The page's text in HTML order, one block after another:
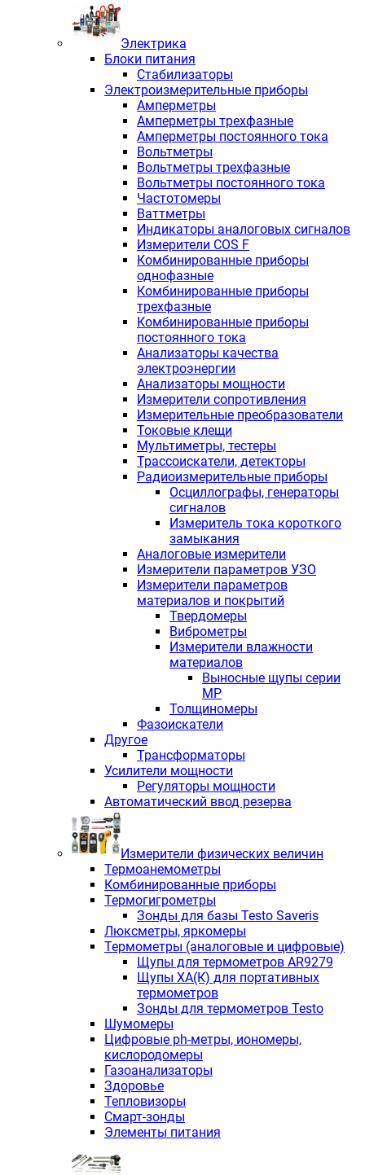
Электрика
Блоки питания
Стабилизаторы
Электроизмерительные приборы
Амперметры
Амперметры трехфазные
Амперметры постоянного тока
Вольтметры
Вольтметры трехфазные
Вольтметры постоянного тока
Частотомеры
Ваттметры
Индикаторы аналоговых сигналов
Измерители COS F
Комбинированные приборы
однофазные
Комбинированные приборы
трехфазные
Комбинированные приборы
постоянного тока
Анализаторы качества
электроэнергии
Анализаторы мощности
Измерители сопротивления
Измерительные преобразователи
Токовые клещи
Мультиметры, тестеры
Трассоискатели, детекторы
Радиоизмерительные приборы
Осциллографы, генераторы
сигналов
Измеритель тока короткого
замыкания
Аналоговые измерители
Измерители параметров УЗО
Измерители параметров
материалов и покрытий
Твердомеры
Виброметры
Измерители влажности
материалов
Выносные щупы серии
МР
Толщиномеры
Фазоискатели
Другое
Трансформаторы
Усилители мощности
Регуляторы мощности
Автоматический ввод резерва
Измерители физических величин
Термоанемометры
Комбинированные приборы
Термогигрометры
Зонды для базы Testo Saveris
Люксметры, яркомеры
Термометры (аналоговые и цифровые)
Щупы для термометров AR9279
Щупы ХА(К) для портативных
термометров
Зонды для термометров Testo
Шумомеры
Цифровые ph-метры, иономеры,
кислородомеры
Газоанализаторы
Здоровье
Тепловизоры
Смарт-зонды
Элементы питания